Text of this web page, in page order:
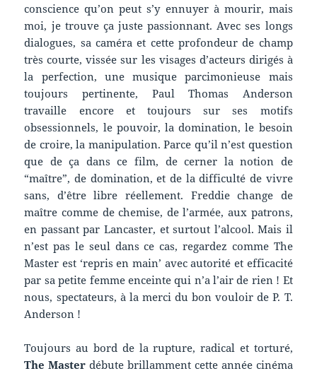
conscience qu’on peut s’y ennuyer à mourir, mais
moi, je trouve ça juste passionnant. Avec ses longs
dialogues, sa caméra et cette profondeur de champ
très courte, vissée sur les visages d’acteurs dirigés à
la perfection, une musique parcimonieuse mais
toujours pertinente, Paul Thomas Anderson
travaille encore et toujours sur ses motifs
obsessionnels, le pouvoir, la domination, le besoin
de croire, la manipulation. Parce qu’il n’est question
que de ça dans ce film, de cerner la notion de
“maître”, de domination, et de la difficulté de vivre
sans, d’être libre réellement. Freddie change de
maître comme de chemise, de l’armée, aux patrons,
en passant par Lancaster, et surtout l’alcool. Mais il
n’est pas le seul dans ce cas, regardez comme The
Master est ‘repris en main’ avec autorité et efficacité
par sa petite femme enceinte qui n’a l’air de rien ! Et
nous, spectateurs, à la merci du bon vouloir de P. T.
Anderson !
Toujours au bord de la rupture, radical et torturé,
The Master débute brillamment cette année cinéma